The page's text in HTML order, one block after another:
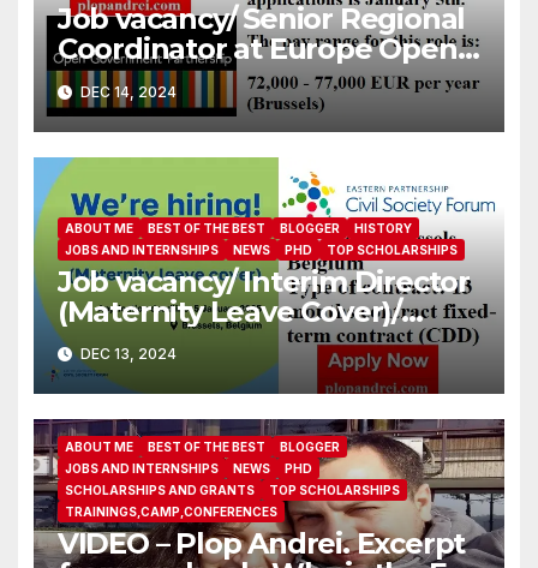
Job vacancy/ Senior Regional
Coordinator at Europe Open
Government Partnership
DEC 14, 2024
ABOUT ME BEST OF THE BEST BLOGGER
HISTORY
JOBS AND INTERNSHIPS
NEWS PHD TOP SCHOLARSHIPS
Job vacancy/ Interim Director
(Maternity Leave Cover)/
Eastern Partnership Civil
Society Forum
DEC 13, 2024
ABOUT ME BEST OF THE BEST
BLOGGER
JOBS AND INTERNSHIPS
NEWS
PHD
SCHOLARSHIPS AND GRANTS
TOP SCHOLARSHIPS
TRAININGS,CAMP,CONFERENCES
VIDEO – Plop Andrei. Excerpt